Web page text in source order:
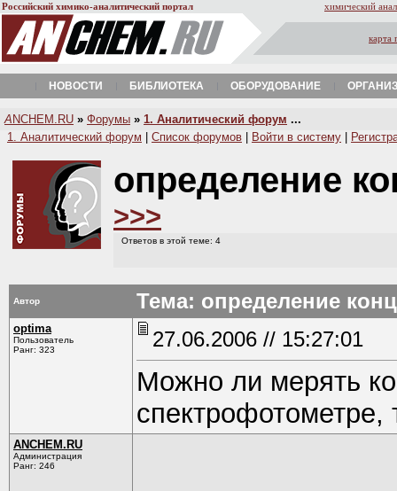
Российский химико-аналитический портал химический
карта
НОВОСТИ БИБЛИОТЕКА ОБОРУДОВАНИЕ
A NCHEM.RU » Форумы » 1. Аналитический форум ...
1. Аналитический форум
Список форумов Войти в систему
определение
>>>
Ответов в этой теме: 4
Автор Тема: определение
optima
Пользователь
Ранг: 323
27.06.2006 // 15:27:01
Можно ли мерять
спектрофотометре,
ANCHEM.RU
Администрация
Ранг: 246